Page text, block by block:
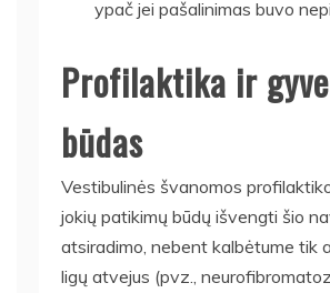
ypač jei pašalinimas buvo
Profilaktika ir
būdas
Vestibulinės švanomos
jokių patikimų būdų išvengti šio
atsiradimo, nebent kalbėtume tik
ligų atvejus (pvz.,